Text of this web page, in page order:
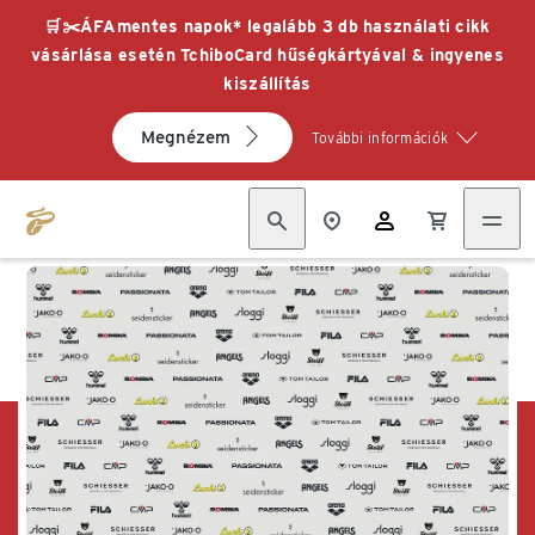
🛒✂️ÁFAmentes napok* legalább 3 db használati cikk
vásárlása esetén TchiboCard hűségkártyával & ingyenes
kiszállítás
Megnézem További információk